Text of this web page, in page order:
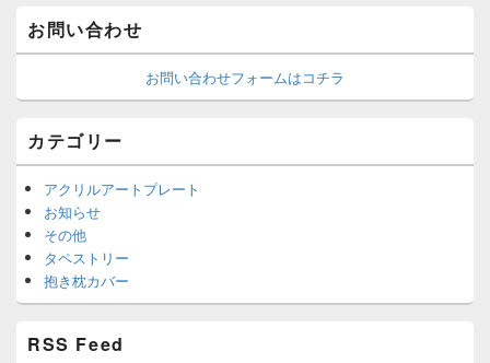
お問い合わせ
お問い合わせフォームはコチラ
カテゴリー
アクリルアートプレート
お知らせ
その他
タペストリー
抱き枕カバー
RSS Feed